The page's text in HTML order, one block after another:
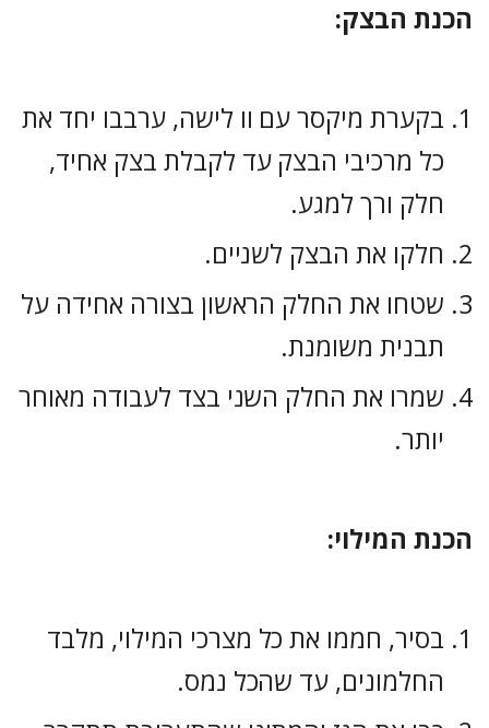
הכנת הבצק:
בקערת מיקסר עם וו לישה, ערבבו יחד את
כל מרכיבי הבצק עד לקבלת בצק אחיד,
חלק ורך למגע.
חלקו את הבצק לשניים.
שטחו את החלק הראשון בצורה אחידה על
תבנית משומנת.
שמרו את החלק השני בצד לעבודה מאוחר
יותר.
הכנת המילוי:
בסיר, חממו את כל מצרכי המילוי, מלבד
החלמונים, עד שהכל נמס.